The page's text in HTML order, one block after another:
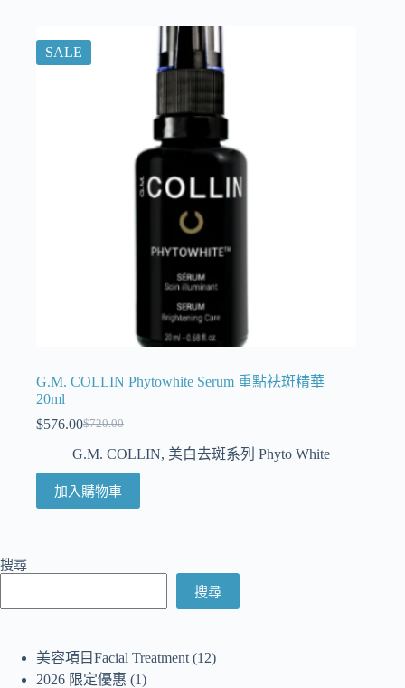
SALE
G.M. COLLIN Phytowhite Serum 重點祛斑精華
20ml
$720.00
$576.00
G.M. COLLIN, 美白去斑系列 Phyto White
加入購物車
搜尋
搜尋
美容項目Facial Treatment 12
2026 限定優惠
1